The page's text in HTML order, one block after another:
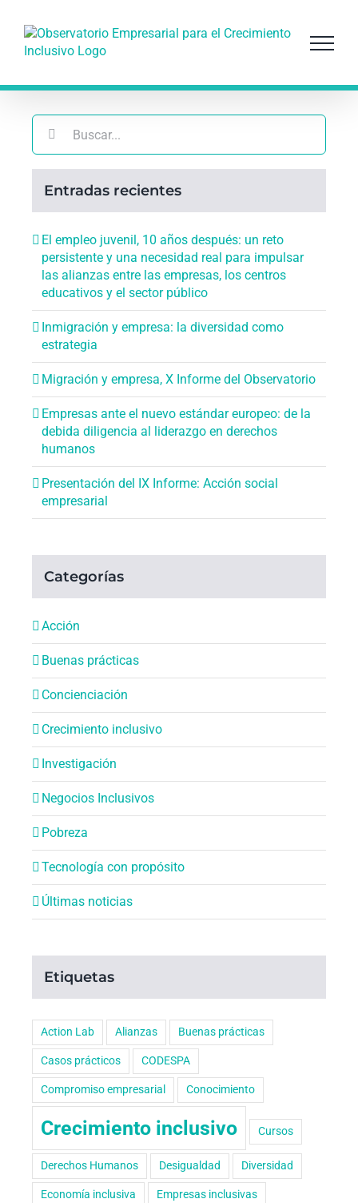
contenido
Buscar:
Entradas recientes
El empleo juvenil, 10 años después: un reto
persistente y una necesidad real para impulsar
las alianzas entre las empresas, los centros
educativos y el sector público
Inmigración y empresa: la diversidad como
estrategia
Migración y empresa, X Informe del Observatorio
Empresas ante el nuevo estándar europeo: de la
debida diligencia al liderazgo en derechos
humanos
Presentación del IX Informe: Acción social
empresarial
Categorías
Acción
Buenas prácticas
Concienciación
Crecimiento inclusivo
Investigación
Negocios Inclusivos
Pobreza
Tecnología con propósito
Últimas noticias
Etiquetas
Action Lab Alianzas Buenas prácticas
Casos prácticos CODESPA
Compromiso empresarial Conocimiento
Crecimiento inclusivo Cursos
Derechos Humanos Desigualdad Diversidad
Economía inclusiva Empresas inclusivas